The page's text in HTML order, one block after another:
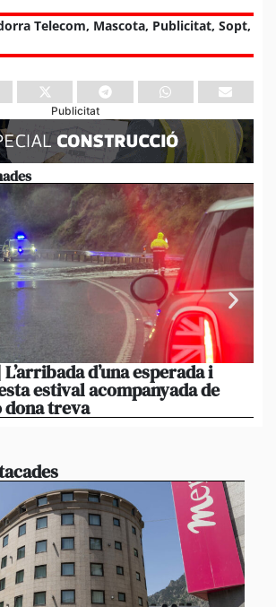
Telecom, Mascota, Publicitat, Sopt,
Publicitat
d’una esperada i
estival acompanyada de
dona treva